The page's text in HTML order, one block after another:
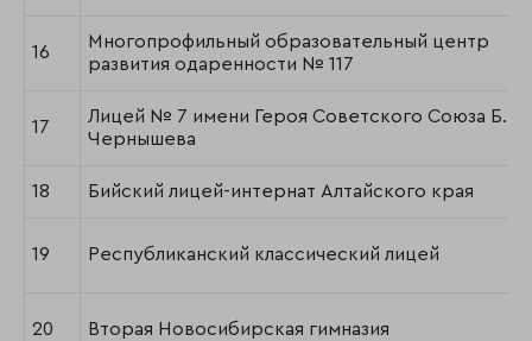
16
Многопрофильный образовательный центр
развития одаренности № 117
17
Лицей № 7 имени Героя Советского Союза Б.К.
Чернышева
18 Бийский лицей-интернат Алтайского края
19 Республиканский классический лицей
20 Вторая Новосибирская гимназия